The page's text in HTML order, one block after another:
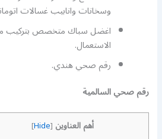
وسخانات وانابيب غسالات
اغضل سباك متخصص بتركيب
الاستعمال.
رقم صحي هندي.
رقم صحي السالمية
أهم العناوين [
Hide
]